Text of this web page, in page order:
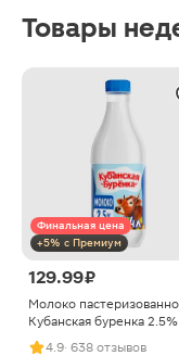
Товары
Финальная цена
+5% с Премиум
129.99 ₽
Молоко
Кубанская буренка 2.5%
4.9· 638 отзывов